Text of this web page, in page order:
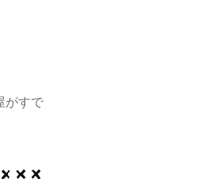
がすで